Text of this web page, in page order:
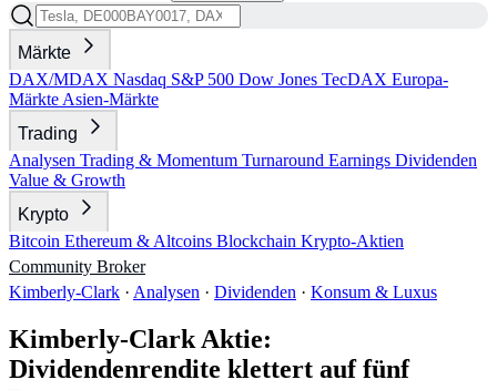
Märkte
DAX/MDAX Nasdaq S&P 500 Dow Jones TecDAX Europa-
Märkte Asien-Märkte
Trading
Analysen Trading & Momentum Turnaround Earnings Dividenden
Value & Growth
Krypto
Bitcoin Ethereum & Altcoins Blockchain Krypto-Aktien
Community Broker
Kimberly-Clark · Analysen · Dividenden · Konsum & Luxus
Kimberly-Clark Aktie:
Dividendenrendite klettert auf fünf